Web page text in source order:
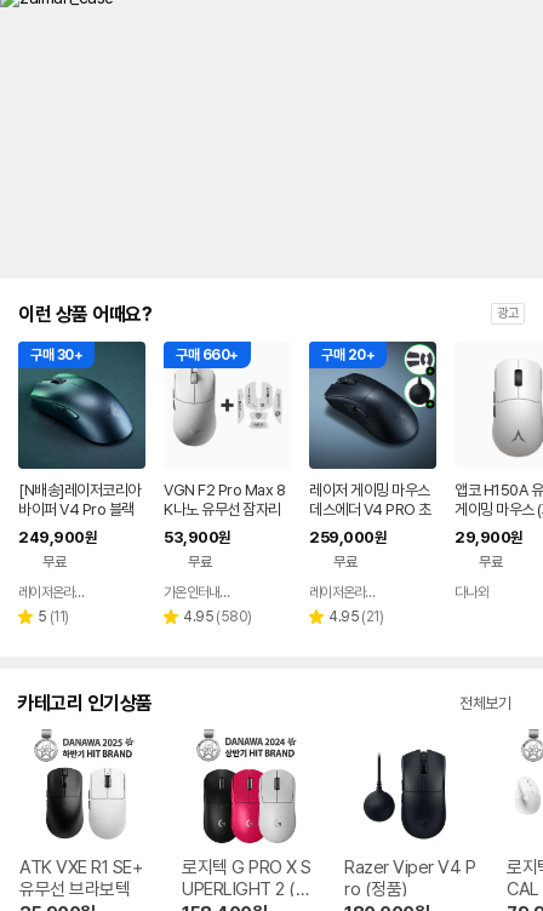
이런 상품 어때요? 광고
구매 30+
[N배송]레이저코리아
바이퍼 V4 Pro 블랙
바브사 무선 게이밍 마
우스 2세대 동글+그립
[오늘주문 내일도착]
249,900원
무료
레이저온라인스토어
별 5 리
(11)
구매 660+
VGN F2 Pro Max 8
K나노 유무선 잠자리
게이밍 마우스 화이트
53,900원
무료
페이
가온인터내셔날
별 4.95 리
(580)
구매 20+
레이저 게이밍 마우스
데스에더 V4 PRO 초
경량 FPS 프로 무선 마
우스
259,000원
무료
레이저온라인스토어
별 4.95 리
(21)
앱코 H150A
게이밍 마우스
트)
29,900원
무료
다나와
카테고리 인기상품 전체보기
ATK VXE R1 SE+
유무선 브라보텍
로지텍 G PRO X S
UPERLIGHT 2 (정
Razer Viper V4 P
ro (정품)
로지
CAL